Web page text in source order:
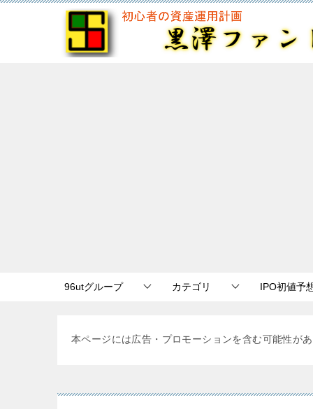
96utグループ カテゴリ IPO初値予
本ページには広告・プロモーションを含む可能性があ